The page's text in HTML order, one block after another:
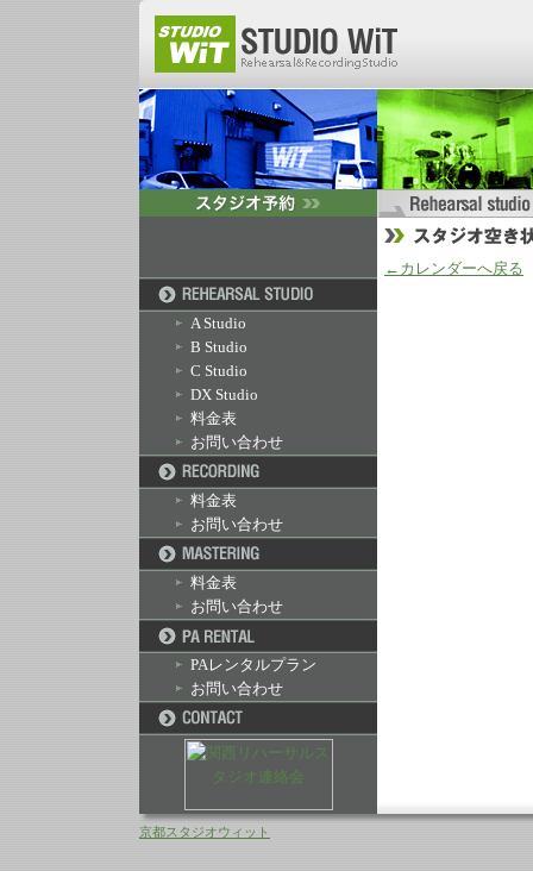
A Studio
B Studio
C Studio
DX Studio
料金表
お問い合わせ
料金表
お問い合わせ
料金表
お問い合わせ
PAレンタルプラン
お問い合わせ
←カレンダーへ戻る
京都スタジオウィット